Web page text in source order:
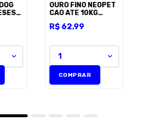
OURO FINO NEOPET
CAO ATE 10KG
R$ 62,99
1
COMPRAR